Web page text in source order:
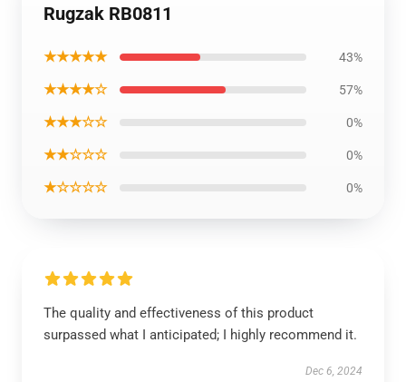
Rugzak RB0811
★★★★★ 43%
★★★★☆ 57%
★★★☆☆ 0%
★★☆☆☆ 0%
★☆☆☆☆ 0%
The quality and effectiveness of this product
surpassed what I anticipated; I highly recommend it.
Dec 6, 2024